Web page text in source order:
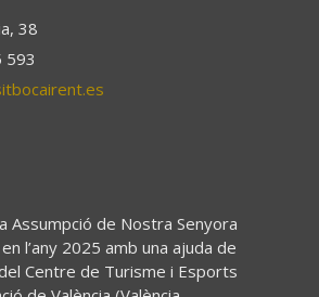
38
593
Assumpció de Nostra Senyora
l’any 2025 amb una ajuda de
Centre de Turisme i Esports